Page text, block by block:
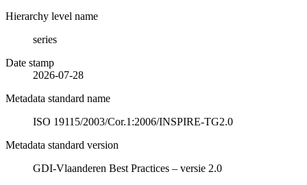
Hierarchy level name
series
Date stamp
2026-07-28
Metadata standard name
ISO 19115/2003/Cor.1:2006/INSPIRE-TG2.0
Metadata standard version
GDI-Vlaanderen Best Practices – versie 2.0